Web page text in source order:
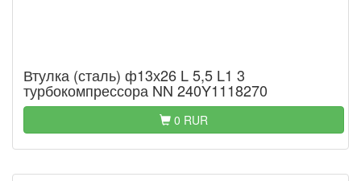
Втулка (сталь) ф13х26 L 5,5 L1 3
турбокомпрессора NN 240Y1118270
0 RUR